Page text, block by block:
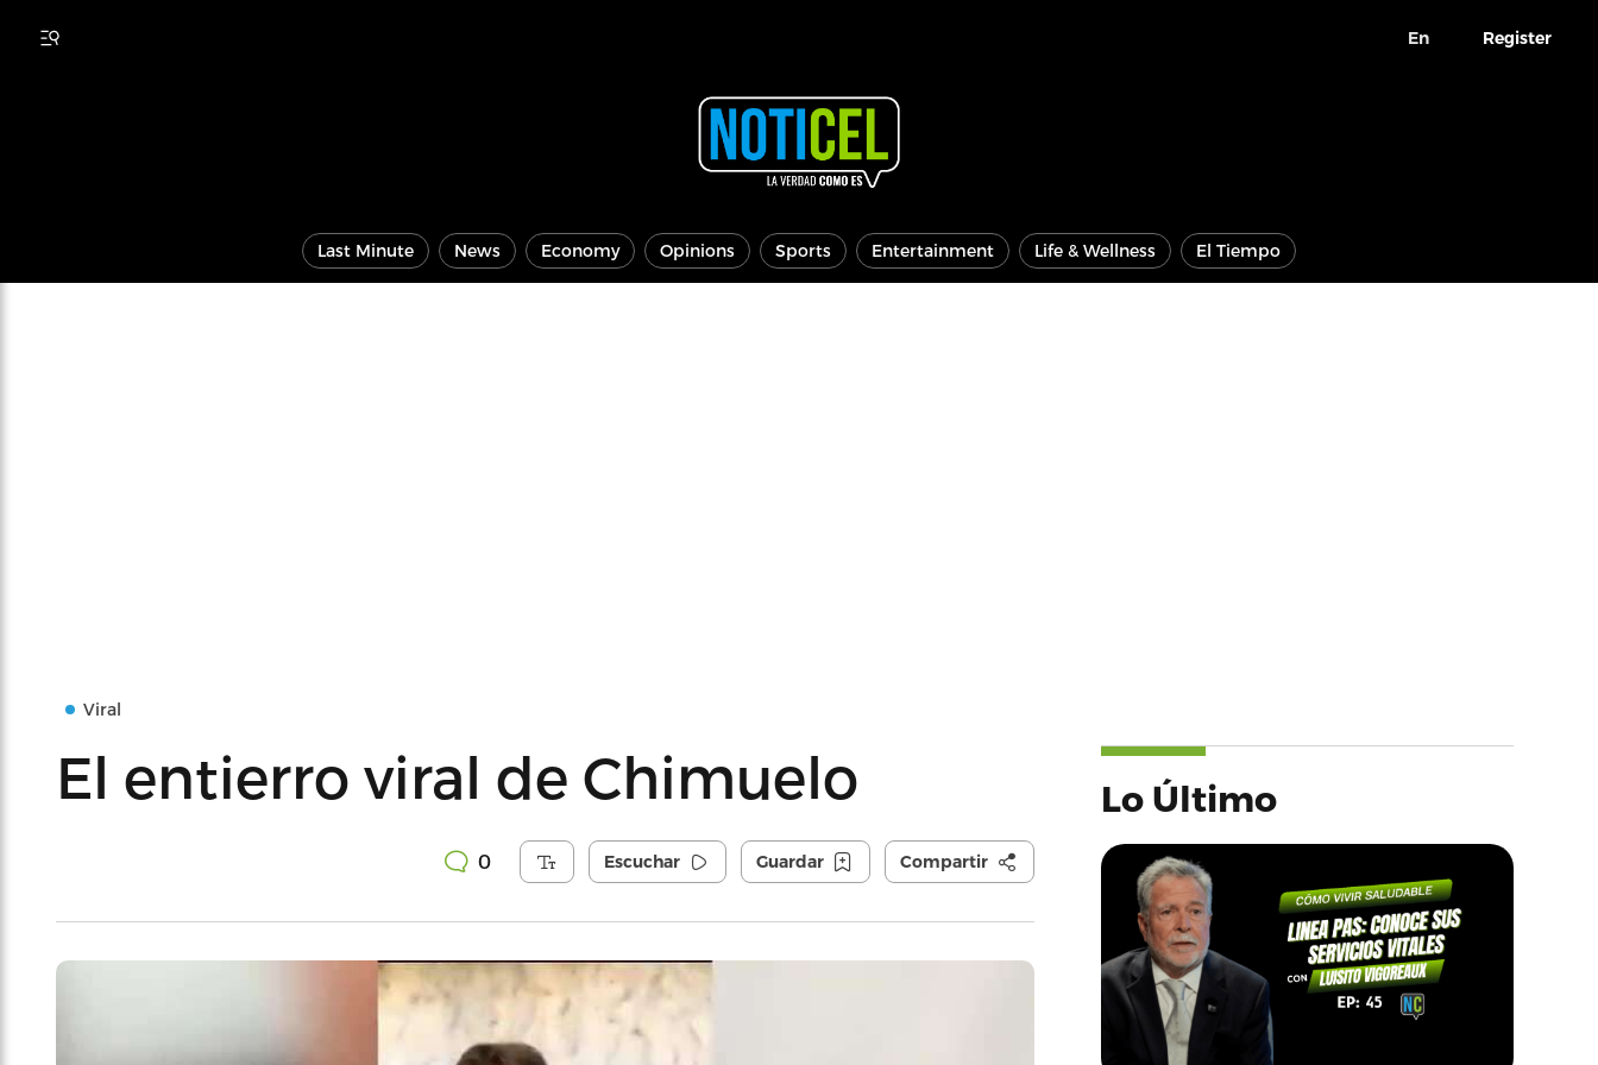
En Register
Last Minute News Economy Opinions Sports Entertainment Life & Wellness El Tiempo
Viral
El entierro viral de Chimuelo
0 Escuchar Guardar Compartir
Lo Último